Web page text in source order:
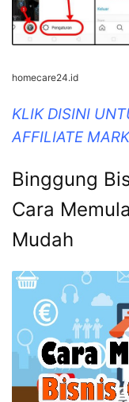
homecare24.id
KLIK DISINI
AFFILIATE
Binggung
Cara
Mudah